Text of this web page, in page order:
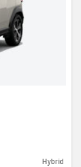
Hybrid